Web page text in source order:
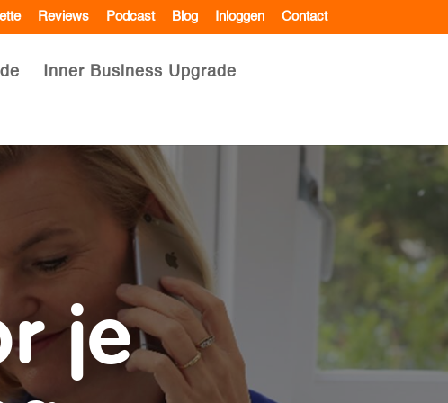
Reviews Podcast Blog Inloggen Contact
Inner Business Upgrade
je